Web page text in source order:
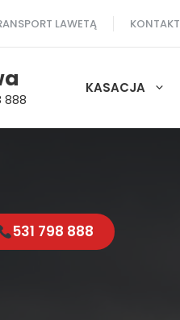
LAWETĄ KONTAKT
888
KASACJA
531 798 888